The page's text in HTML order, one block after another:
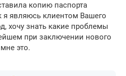
копию паспорта
я являюсь клиентом Вашего
хочу знать какие проблемы
при заключении нового
это.